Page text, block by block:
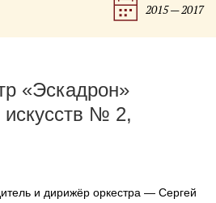
2015 — 2017
«Эскадрон»
№ 2,
и дирижёр оркестра — Сергей